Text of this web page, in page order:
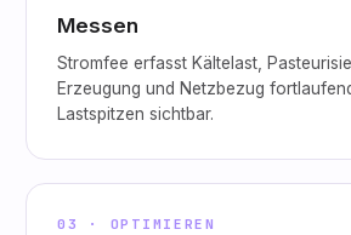
Messen
Stromfee erfasst Kältelast,
Erzeugung und Netzbezug
Lastspitzen sichtbar.
03 · OPTIMIEREN